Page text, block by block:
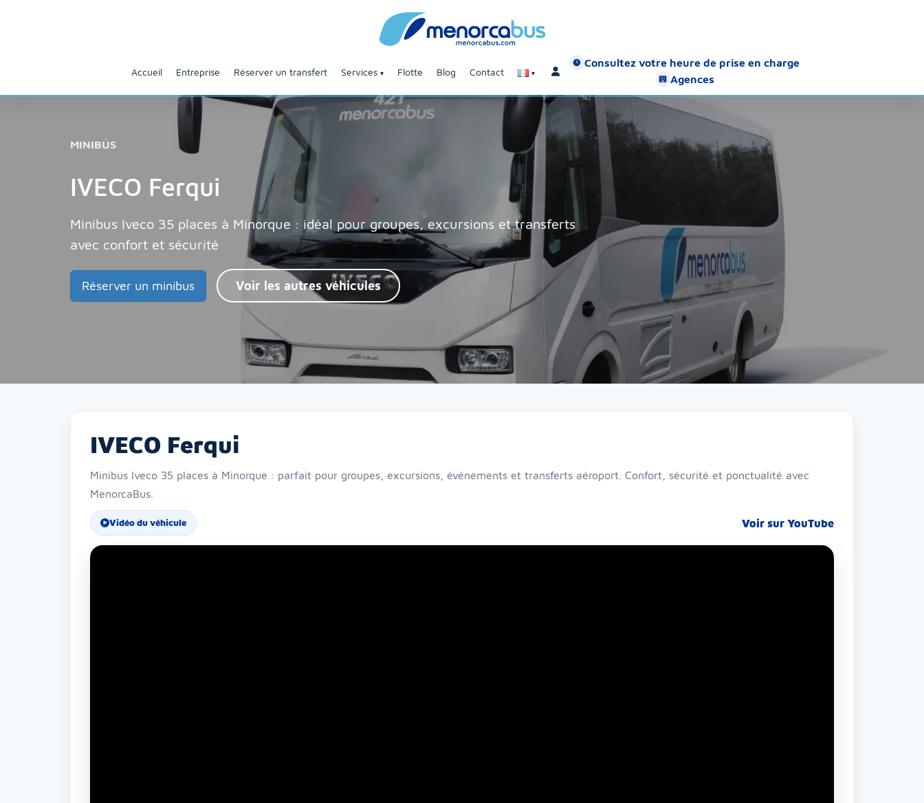
Accueil Entreprise Réserver un transfert Services Flotte Blog Contact
Consultez votre heure de prise en charge
Agences
MINIBÚS
IVECO Ferqui
Minibus Iveco 35 places à Minorque : idéal pour groupes, excursions et transferts
avec confort et sécurité
Réserver un minibus Voir les autres véhicules
IVECO Ferqui
Minibus Iveco 35 places à Minorque : parfait pour groupes, excursions, événements et transferts aéroport. Confort, sécurité et ponctualité avec
MenorcaBus.
Vidéo du véhicule Voir sur YouTube